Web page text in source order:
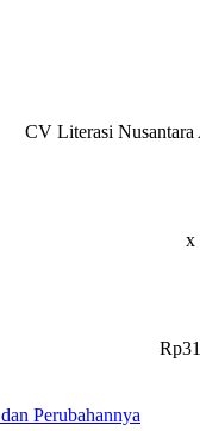
CV Literasi Nusantara
x
Perubahannya